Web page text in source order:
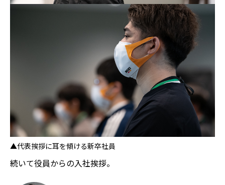
▲代表挨拶に耳を傾ける新卒社員
続いて役員からの入社挨拶。